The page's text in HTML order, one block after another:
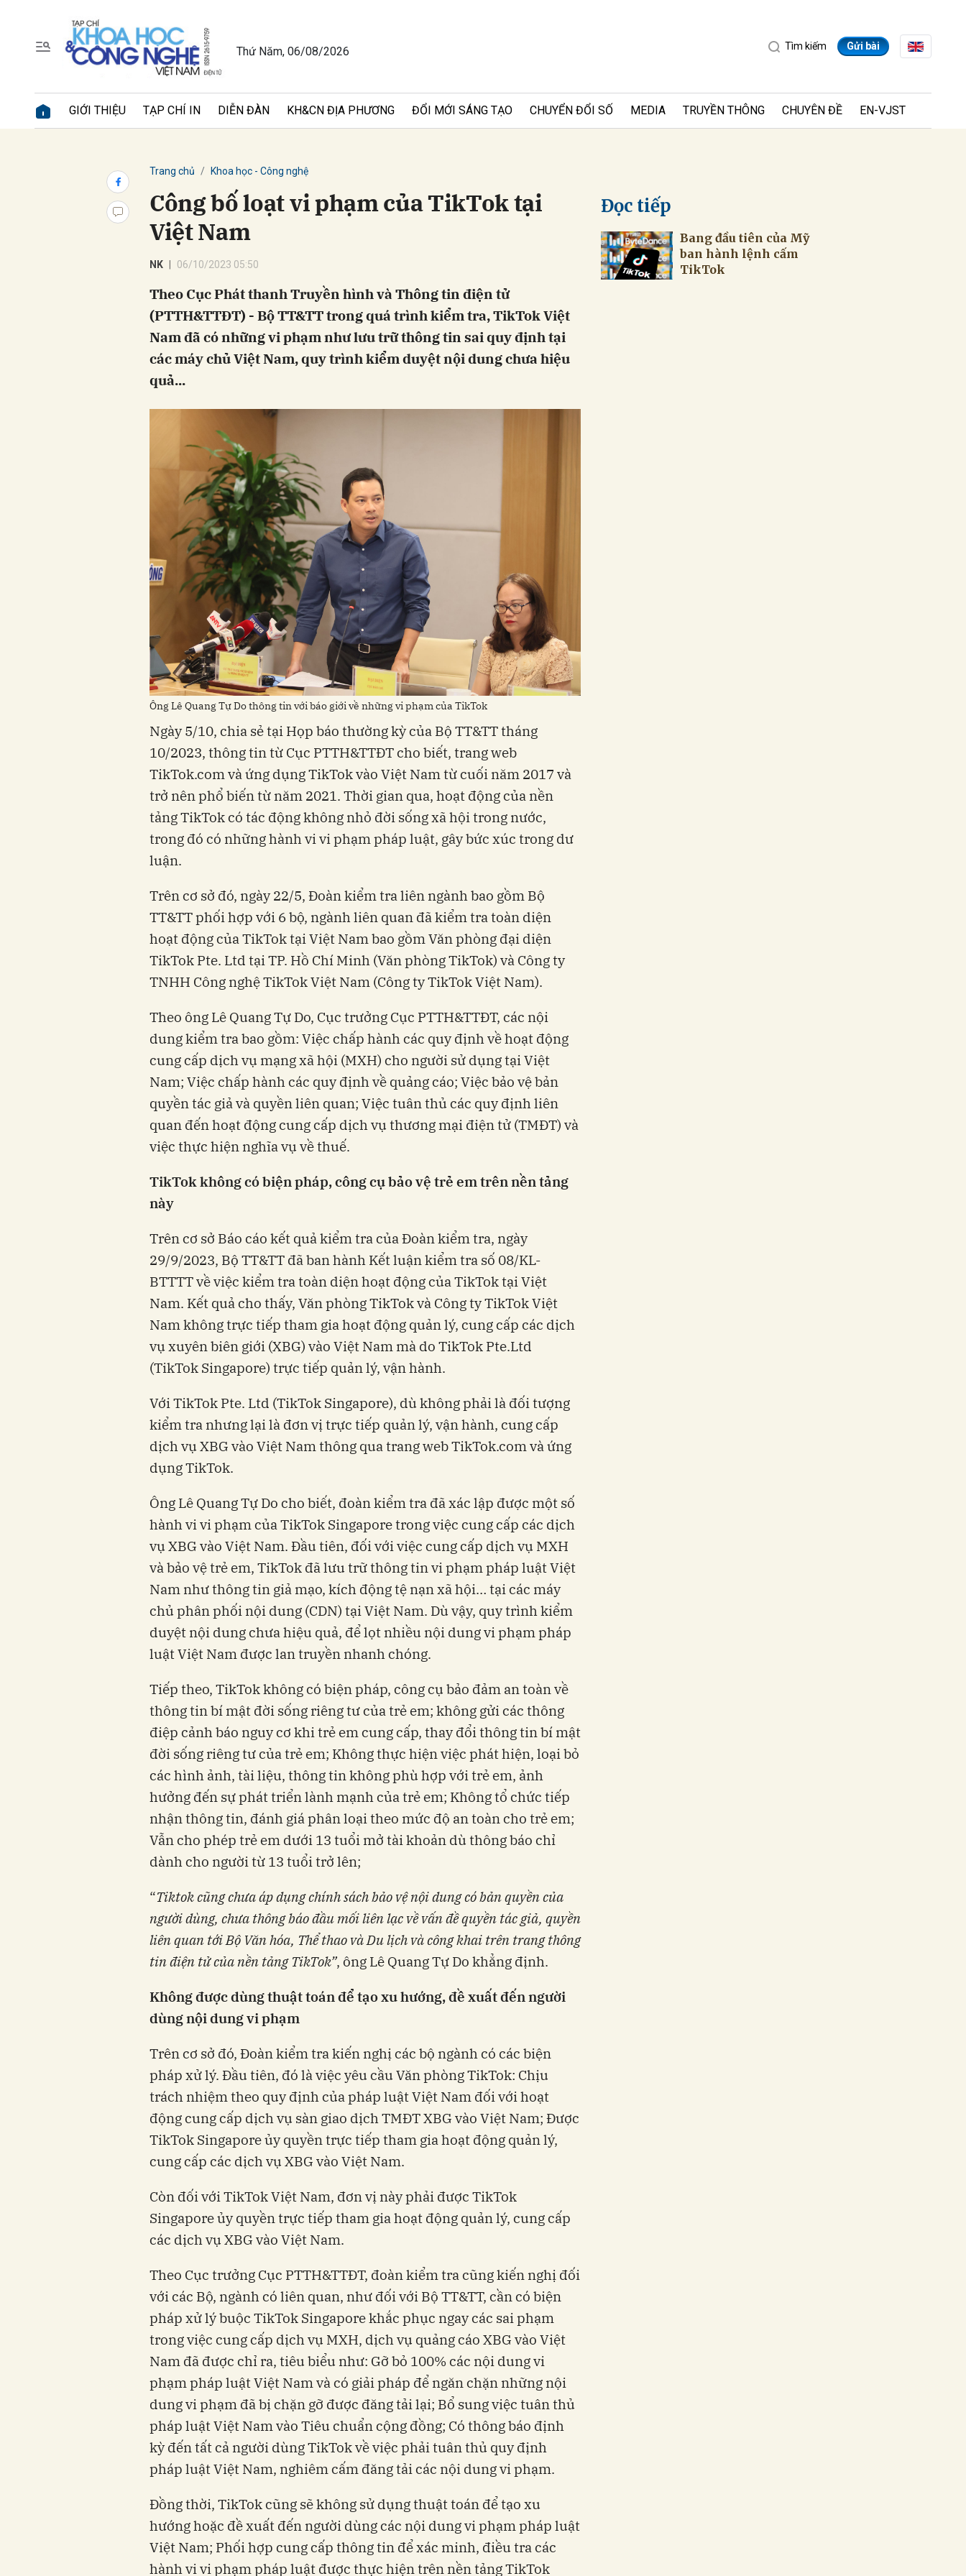
Thứ Năm, 06/08/2026 Tìm kiếm Gửi bài
GIỚI THIỆU TẠP CHÍ IN DIỄN ĐÀN KH&CN ĐỊA PHƯƠNG ĐỔI MỚI SÁNG TẠO CHUYỂN ĐỔI SỐ MEDIA TRUYỀN THÔNG CHUYÊN ĐỀ EN-VJST
Trang chủ Khoa học - Công nghệ
Công bố loạt vi phạm của TikTok tại
Việt Nam
NK 06/10/2023 05:50
Theo Cục Phát thanh Truyền hình và Thông tin điện tử
(PTTH&TTĐT) - Bộ TT&TT trong quá trình kiểm tra, TikTok Việt
Nam đã có những vi phạm như lưu trữ thông tin sai quy định tại
các máy chủ Việt Nam, quy trình kiểm duyệt nội dung chưa hiệu
quả...
Ông Lê Quang Tự Do thông tin với báo giới về những vi phạm của TikTok
Ngày 5/10, chia sẻ tại Họp báo thường kỳ của Bộ TT&TT tháng
10/2023, thông tin từ Cục PTTH&TTĐT cho biết, trang web
TikTok.com và ứng dụng TikTok vào Việt Nam từ cuối năm 2017 và
trở nên phổ biến từ năm 2021. Thời gian qua, hoạt động của nền
tảng TikTok có tác động không nhỏ đời sống xã hội trong nước,
trong đó có những hành vi vi phạm pháp luật, gây bức xúc trong dư
luận.
Trên cơ sở đó, ngày 22/5, Đoàn kiểm tra liên ngành bao gồm Bộ
TT&TT phối hợp với 6 bộ, ngành liên quan đã kiểm tra toàn diện
hoạt động của TikTok tại Việt Nam bao gồm Văn phòng đại diện
TikTok Pte. Ltd tại TP. Hồ Chí Minh (Văn phòng TikTok) và Công ty
TNHH Công nghệ TikTok Việt Nam (Công ty TikTok Việt Nam).
Theo ông Lê Quang Tự Do, Cục trưởng Cục PTTH&TTĐT, các nội
dung kiểm tra bao gồm: Việc chấp hành các quy định về hoạt động
cung cấp dịch vụ mạng xã hội (MXH) cho người sử dụng tại Việt
Nam; Việc chấp hành các quy định về quảng cáo; Việc bảo vệ bản
quyền tác giả và quyền liên quan; Việc tuân thủ các quy định liên
quan đến hoạt động cung cấp dịch vụ thương mại điện tử (TMĐT) và
việc thực hiện nghĩa vụ về thuế.
TikTok không có biện pháp, công cụ bảo vệ trẻ em trên nền tảng
này
Trên cơ sở Báo cáo kết quả kiểm tra của Đoàn kiểm tra, ngày
29/9/2023, Bộ TT&TT đã ban hành Kết luận kiểm tra số 08/KL-
BTTTT về việc kiểm tra toàn diện hoạt động của TikTok tại Việt
Nam. Kết quả cho thấy, Văn phòng TikTok và Công ty TikTok Việt
Nam không trực tiếp tham gia hoạt động quản lý, cung cấp các dịch
vụ xuyên biên giới (XBG) vào Việt Nam mà do TikTok Pte.Ltd
(TikTok Singapore) trực tiếp quản lý, vận hành.
Với TikTok Pte. Ltd (TikTok Singapore), dù không phải là đối tượng
kiểm tra nhưng lại là đơn vị trực tiếp quản lý, vận hành, cung cấp
dịch vụ XBG vào Việt Nam thông qua trang web TikTok.com và ứng
dụng TikTok.
Ông Lê Quang Tự Do cho biết, đoàn kiểm tra đã xác lập được một số
hành vi vi phạm của TikTok Singapore trong việc cung cấp các dịch
vụ XBG vào Việt Nam. Đầu tiên, đối với việc cung cấp dịch vụ MXH
và bảo vệ trẻ em, TikTok đã lưu trữ thông tin vi phạm pháp luật Việt
Nam như thông tin giả mạo, kích động tệ nạn xã hội… tại các máy
chủ phân phối nội dung (CDN) tại Việt Nam. Dù vậy, quy trình kiểm
duyệt nội dung chưa hiệu quả, để lọt nhiều nội dung vi phạm pháp
luật Việt Nam được lan truyền nhanh chóng.
Tiếp theo, TikTok không có biện pháp, công cụ bảo đảm an toàn về
thông tin bí mật đời sống riêng tư của trẻ em; không gửi các thông
điệp cảnh báo nguy cơ khi trẻ em cung cấp, thay đổi thông tin bí mật
đời sống riêng tư của trẻ em; Không thực hiện việc phát hiện, loại bỏ
các hình ảnh, tài liệu, thông tin không phù hợp với trẻ em, ảnh
hưởng đến sự phát triển lành mạnh của trẻ em; Không tổ chức tiếp
nhận thông tin, đánh giá phân loại theo mức độ an toàn cho trẻ em;
Vẫn cho phép trẻ em dưới 13 tuổi mở tài khoản dù thông báo chỉ
dành cho người từ 13 tuổi trở lên;
“Tiktok cũng chưa áp dụng chính sách bảo vệ nội dung có bản quyền của
người dùng, chưa thông báo đầu mối liên lạc về vấn đề quyền tác giả, quyền
liên quan tới Bộ Văn hóa, Thể thao và Du lịch và công khai trên trang thông
tin điện tử của nền tảng TikTok”, ông Lê Quang Tự Do khẳng định.
Không được dùng thuật toán để tạo xu hướng, đề xuất đến người
dùng nội dung vi phạm
Trên cơ sở đó, Đoàn kiểm tra kiến nghị các bộ ngành có các biện
pháp xử lý. Đầu tiên, đó là việc yêu cầu Văn phòng TikTok: Chịu
trách nhiệm theo quy định của pháp luật Việt Nam đối với hoạt
động cung cấp dịch vụ sàn giao dịch TMĐT XBG vào Việt Nam; Được
TikTok Singapore ủy quyền trực tiếp tham gia hoạt động quản lý,
cung cấp các dịch vụ XBG vào Việt Nam.
Còn đối với TikTok Việt Nam, đơn vị này phải được TikTok
Singapore ủy quyền trực tiếp tham gia hoạt động quản lý, cung cấp
các dịch vụ XBG vào Việt Nam.
Theo Cục trưởng Cục PTTH&TTĐT, đoàn kiểm tra cũng kiến nghị đối
với các Bộ, ngành có liên quan, như đối với Bộ TT&TT, cần có biện
pháp xử lý buộc TikTok Singapore khắc phục ngay các sai phạm
trong việc cung cấp dịch vụ MXH, dịch vụ quảng cáo XBG vào Việt
Nam đã được chỉ ra, tiêu biểu như: Gỡ bỏ 100% các nội dung vi
phạm pháp luật Việt Nam và có giải pháp để ngăn chặn những nội
dung vi phạm đã bị chặn gỡ được đăng tải lại; Bổ sung việc tuân thủ
pháp luật Việt Nam vào Tiêu chuẩn cộng đồng; Có thông báo định
kỳ đến tất cả người dùng TikTok về việc phải tuân thủ quy định
pháp luật Việt Nam, nghiêm cấm đăng tải các nội dung vi phạm.
Đồng thời, TikTok cũng sẽ không sử dụng thuật toán để tạo xu
hướng hoặc đề xuất đến người dùng các nội dung vi phạm pháp luật
Việt Nam; Phối hợp cung cấp thông tin để xác minh, điều tra các
hành vi vi phạm pháp luật được thực hiện trên nền tảng TikTok
Đọc tiếp
Bang đầu tiên của Mỹ
ban hành lệnh cấm
TikTok
Gửi